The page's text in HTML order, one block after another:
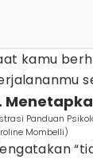
kamu
Panduan
Mombelli)